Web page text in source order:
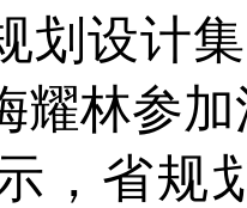
划设计
耀林参
省规划